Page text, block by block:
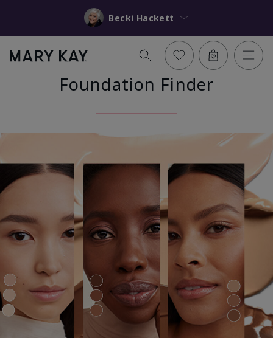
Becki Hackett
Foundation Finder